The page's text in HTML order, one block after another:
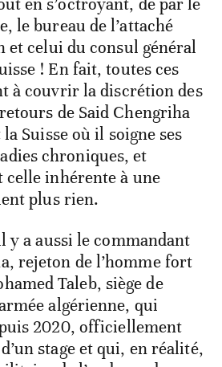
en s’octroyant, de par le
le bureau de l’attaché
celui du consul général
! En fait, toutes ces
à couvrir la discrétion des
de Said Chengriha
Suisse où il soigne ses
chroniques, et
inhérente à une
plus rien.
y a aussi le commandant
rejeton de l’homme fort
Taleb, siège de
algérienne, qui
2020, officiellement
stage et qui, en réalité,